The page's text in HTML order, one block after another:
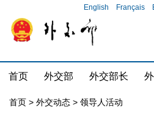
English Français
首页 外交部 外交部长
首页 > 外交动态 > 领导人活动